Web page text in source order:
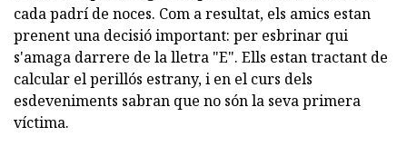
cada padrí de noces. Com a resultat, els amics estan
prenent una decisió important: per esbrinar qui
s'amaga darrere de la lletra "E". Ells estan tractant de
calcular el perillós estrany, i en el curs dels
esdeveniments sabran que no són la seva primera
víctima.